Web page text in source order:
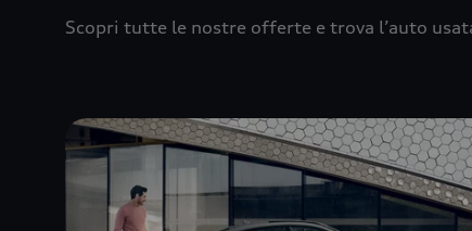
Scopri tutte le nostre offerte e trova l’auto